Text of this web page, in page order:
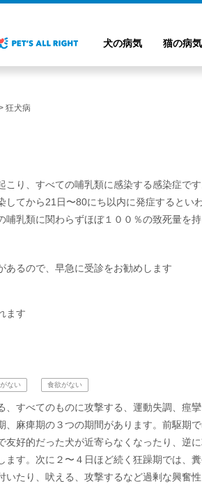
犬の病気 猫の病気
狂犬病
こり、すべての哺乳類に感染する感染症で
してから21日〜80にち以内に発症するとい
乳類に関わらずほぼ１００％の致死量を持
るので、早急に受診をお勧めします
ます
ない 食欲がない
、すべてのものに攻撃する、運動失調、痙
麻痺期の３つの期間があります。前駆期
友好的だった犬が近寄らなくなったり、逆
ます。次に２〜４日ほど続く狂躁期では、
たり、吠える、攻撃するなど過剰な興奮